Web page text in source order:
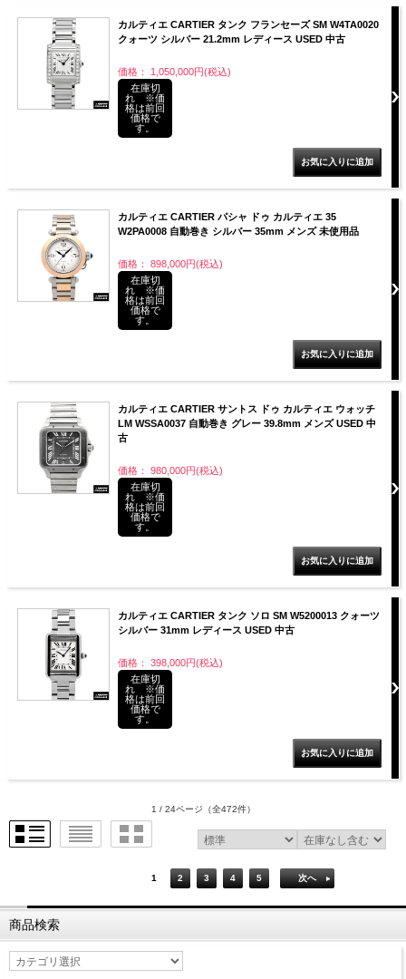
カルティエ CARTIER タンク フランセーズ SM W4TA0020
クォーツ シルバー 21.2mm レディース USED 中古
価格： 1,050,000円(税込)
在庫切
れ ※価
格は前回
価格で
す。
カルティエ CARTIER パシャ ドゥ カルティエ 35
W2PA0008 自動巻き シルバー 35mm メンズ 未使用品
価格： 898,000円(税込)
在庫切
れ ※価
格は前回
価格で
す。
カルティエ CARTIER サントス ドゥ カルティエ ウォッチ
LM WSSA0037 自動巻き グレー 39.8mm メンズ USED 中
古
価格： 980,000円(税込)
在庫切
れ ※価
格は前回
価格で
す。
カルティエ CARTIER タンク ソロ SM W5200013 クォーツ
シルバー 31mm レディース USED 中古
価格： 398,000円(税込)
在庫切
れ ※価
格は前回
価格で
す。
1 / 24ページ （全472件）
1 2 3 4 5 次へ
商品検索